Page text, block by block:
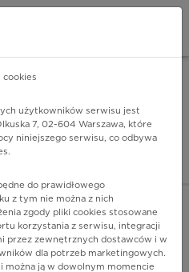
- lider
FILTRY
cookies
użytkowników serwisu jest
7, 02-604 Warszawa, które
niniejszego serwisu, co odbywa
do prawidłowego
z tym nie można z nich
zgody pliki cookies stosowane
korzystania z serwisu, integracji
przez zewnętrznych dostawców i w
dla potrzeb marketingowych.
można ją w dowolnym momencie
Play INSTALUJ